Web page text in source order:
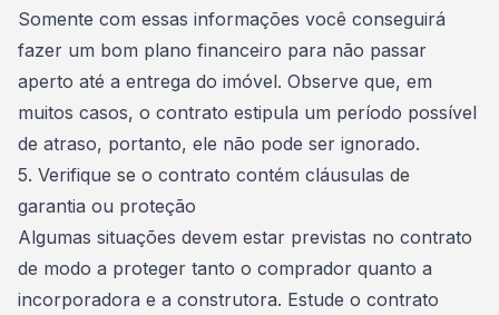
Somente com essas informações você conseguirá
fazer um bom plano financeiro para não passar
aperto até a entrega do imóvel. Observe que, em
muitos casos, o contrato estipula um período possível
de atraso, portanto, ele não pode ser ignorado.
5. Verifique se o contrato contém cláusulas de
garantia ou proteção
Algumas situações devem estar previstas no contrato
de modo a proteger tanto o comprador quanto a
incorporadora e a construtora. Estude o contrato